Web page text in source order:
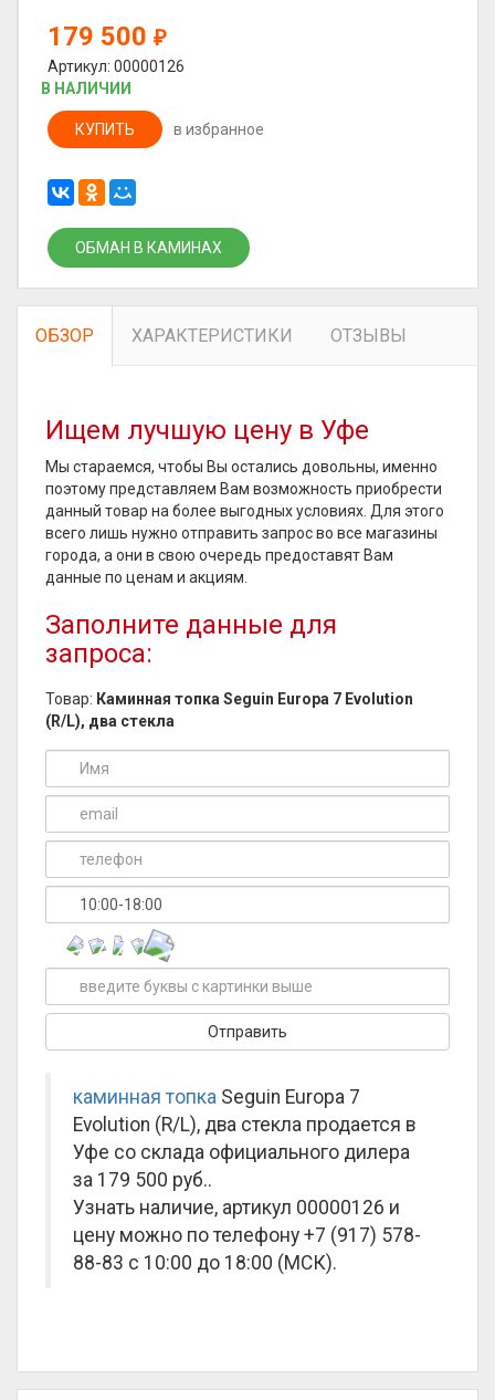
179 500 ₽
Артикул: 00000126
В НАЛИЧИИ
КУПИТЬ в избранное
ОБМАН В КАМИНАХ
ОБЗОР ХАРАКТЕРИСТИКИ ОТЗЫВЫ
Ищем лучшую цену в Уфе
Мы стараемся, чтобы Вы остались довольны, именно
поэтому представляем Вам возможность приобрести
данный товар на более выгодных условиях. Для этого
всего лишь нужно отправить запрос во все магазины
города, а они в свою очередь предоставят Вам
данные по ценам и акциям.
Заполните данные для
запроса:
Товар: Каминная топка Seguin Europa 7 Evolution
(R/L), два стекла
каминная топка Seguin Europa 7
Evolution (R/L), два стекла продается в
Уфе со склада официального дилера
за 179 500 руб..
Узнать наличие, артикул 00000126 и
цену можно по телефону +7 (917) 578-
88-83 с 10:00 до 18:00 (МСК).